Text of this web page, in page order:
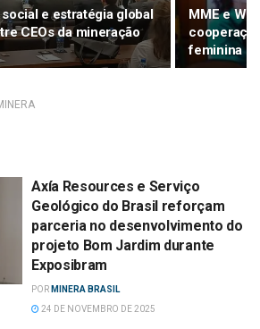
e estratégia global
CEOs da mineração
MME e
feminina
Axía Resources e Serviço
Geológico do Brasil reforçam
parceria no desenvolvimento do
projeto Bom Jardim durante
Exposibram
POR MINERA BRASIL
24 DE NOVEMBRO DE 2025